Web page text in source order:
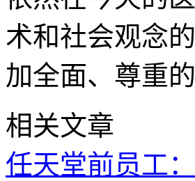
术和社会观念
加全面、尊重
相关文章
任天堂前员工